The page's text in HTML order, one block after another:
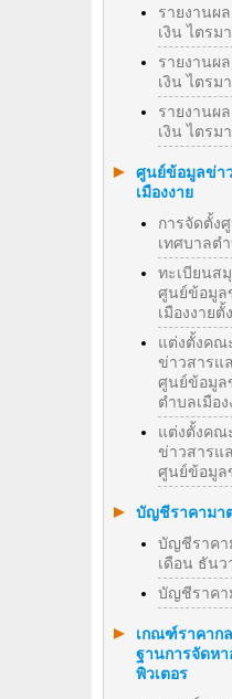
รายงานผ
เงิน ไตรม
รายงานผ
เงิน ไตรม
รายงานผ
เงิน ไตรม
ศูนย์ข้อมูลข่า
เมืองงาย
การจัดตั้ง
เทศบาลต
ทะเบียนส
ศูนย์ข้อมูล
เมืองงายตั้
แต่งตั้งคณ
ข่าวสารแ
ศูนย์ข้อมูล
ตำบลเมือ
แต่งตั้งคณ
ข่าวสารแ
ศูนย์ข้อมูล
บัญชีราคามา
บัญชีราค
เดือน ธันว
บัญชีราค
เกณฑ์ราคาก
ฐานการจัดห
พิวเตอร